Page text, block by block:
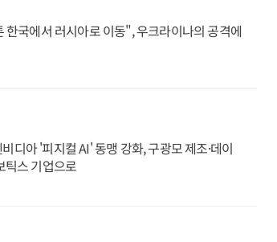
국에서 러시아로 이동", 우크라이나의 공격에
디아 '피지컬 AI' 동맹 강화, 구광모 제조·데이
틱스 기업으로